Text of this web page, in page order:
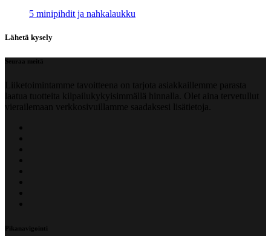
5 minipihdit ja nahkalaukku
Lähetä kysely
Seuraa meitä
Liiketoimintamme tavoitteena on tarjota asiakkaillemme parasta
laatua tuotteita kilpailukykyisimmällä hinnalla. Olet aina tervetullut
vierailemaan verkkosivuillamme saadaksesi lisätietoja.
Pikanavigointi